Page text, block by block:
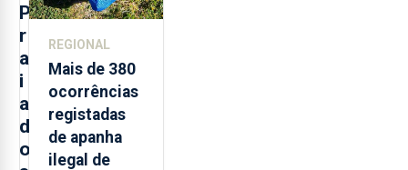
P
r
a
i
a
d
o
REGIONAL
Mais de 380
ocorrências
registadas
de apanha
ilegal de